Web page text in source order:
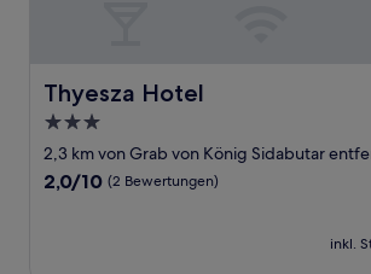
Thyesza Hotel
Thyesza Hotel
3.0-
Sterne-
Unterkunft
2,3 km von Grab von König Sidabutar
2.0
2,0/10 (2 Bewertungen)
inkl.